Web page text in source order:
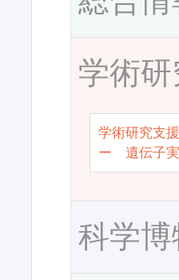
学術
学術研究支
ー 遺伝子
科学博